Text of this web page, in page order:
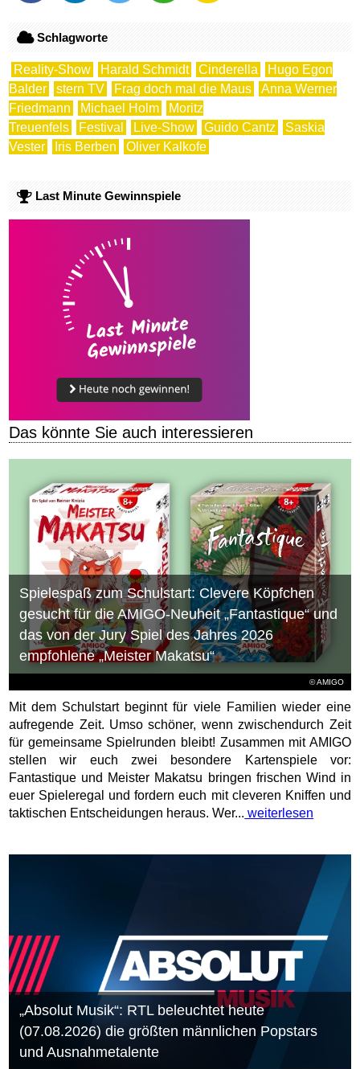
Schlagworte
Reality-Show Harald Schmidt Cinderella
Hugo Egon
Balder
stern TV Frag doch mal die Maus
Anna Werner
Friedmann
Michael Holm
Moritz
Treuenfels
Festival Live-Show Guido Cantz
Saskia
Vester
Iris Berben Oliver Kalkofe
Last Minute Gewinnspiele
Das könnte Sie auch interessieren
© AMIGO
Spielespaß zum Schulstart: Clevere Köpfchen
gesucht für die AMIGO-Neuheit „Fantastique“ und
das von der Jury Spiel des Jahres 2026
empfohlene „Meister Makatsu“
Mit dem Schulstart beginnt für viele Familien wieder eine
aufregende Zeit. Umso schöner, wenn zwischendurch Zeit
für gemeinsame Spielrunden bleibt! Zusammen mit AMIGO
stellen wir euch zwei besondere Kartenspiele vor:
Fantastique und Meister Makatsu bringen frischen Wind in
euer Spieleregal und fordern euch mit cleveren Kniffen und
taktischen Entscheidungen heraus. Wer... weiterlesen
„Absolut Musik“: RTL beleuchtet heute
(07.08.2026) die größten männlichen Popstars
und Ausnahmetalente